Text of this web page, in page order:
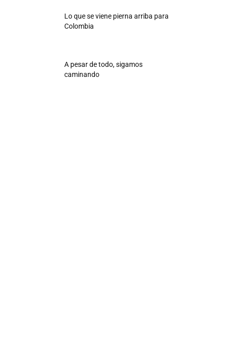
Lo que se viene pierna arriba para
Colombia
A pesar de todo, sigamos
caminando